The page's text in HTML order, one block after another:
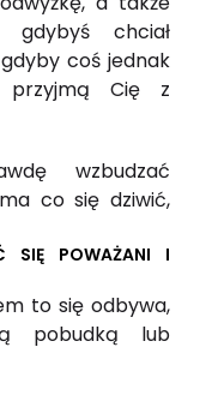
gdybyś chciał
coś jednak
przyjmą Cię z
wzbudzać
co się dziwić,
SIĘ POWAŻANI I
to się odbywa,
pobudką lub